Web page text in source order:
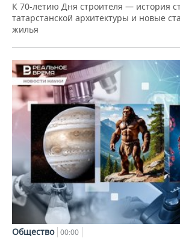
К 70-летию Дня строителя — история
татарстанской архитектуры и новые
жилья
Общество 00:00